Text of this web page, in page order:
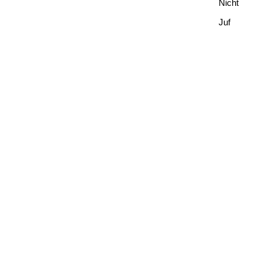
Nicht
Juf